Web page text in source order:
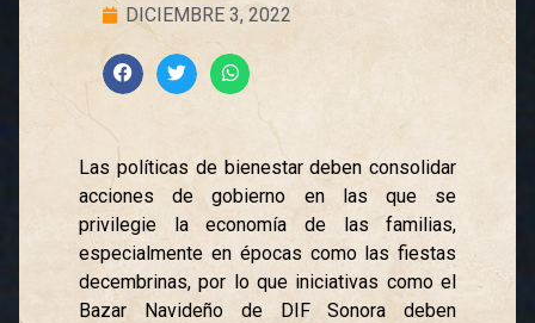
DICIEMBRE 3, 2022
Las políticas de bienestar deben consolidar
acciones de gobierno en las que se
privilegie la economía de las familias,
especialmente en épocas como las fiestas
decembrinas, por lo que iniciativas como el
Bazar Navideño de DIF Sonora deben